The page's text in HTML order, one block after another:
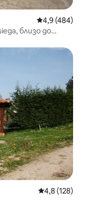
Средна
4,9 (484)
близо до
Средна
4,8 (128)